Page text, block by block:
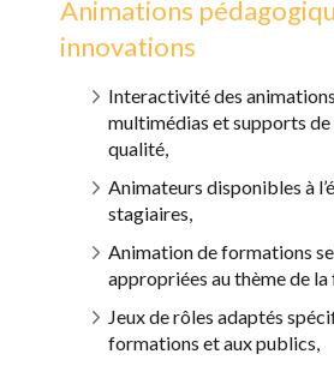
Animations
innovations
Interactivité des
multimédias et supports
qualité,
Animateurs disponibles à
stagiaires,
Animation de formations
appropriées au thème de
Jeux de rôles adaptés
formations et aux publics,